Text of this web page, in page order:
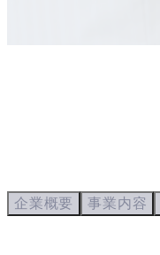
企業概要 事業内容